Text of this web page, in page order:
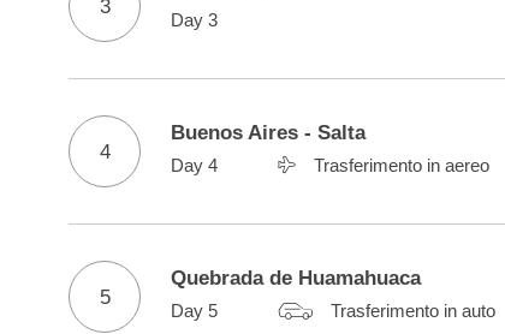
3
Day 3
4
Buenos Aires - Salta
Day 4 Trasferimento in aereo
5
Quebrada de Huamahuaca
Day 5 Trasferimento in auto